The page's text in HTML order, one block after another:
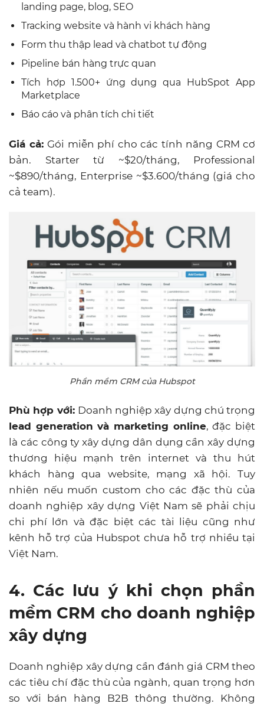
landing page, blog, SEO
Tracking website và hành vi khách hàng
Form thu thập lead và chatbot tự động
Pipeline bán hàng trực quan
Tích hợp 1.500+ ứng dụng qua HubSpot App
Marketplace
Báo cáo và phân tích chi tiết
Giá cả: Gói miễn phí cho các tính năng CRM cơ
bản. Starter từ ~$20/tháng, Professional
~$890/tháng, Enterprise ~$3.600/tháng (giá cho
cả team).
Phần mềm CRM của Hubspot
Phù hợp với: Doanh nghiệp xây dựng chú trọng
lead generation và marketing online, đặc biệt
là các công ty xây dựng dân dụng cần xây dựng
thương hiệu mạnh trên internet và thu hút
khách hàng qua website, mạng xã hội. Tuy
nhiên nếu muốn custom cho các đặc thù của
doanh nghiệp xây dựng Việt Nam sẽ phải chịu
chi phí lớn và đặc biệt các tài liệu cũng như
kênh hỗ trợ của Hubspot chưa hỗ trợ nhiều tại
Việt Nam.
4. Các lưu ý khi chọn phần
mềm CRM cho doanh nghiệp
xây dựng
Doanh nghiệp xây dựng cần đánh giá CRM theo
các tiêu chí đặc thù của ngành, quan trọng hơn
so với bán hàng B2B thông thường. Không